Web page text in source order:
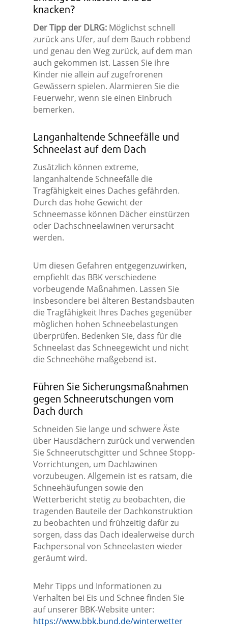
knacken?
Der Tipp der DLRG:Möglichst schnell
zurück ans Ufer, auf dem Bauch robbend
und genau den Weg zurück, auf dem man
auch gekommen ist. Lassen Sie ihre
Kinder nie allein auf zugefrorenen
Gewässern spielen. Alarmieren Sie die
Feuerwehr, wenn sie einen Einbruch
bemerken.
Langanhaltende Schneefälle und
Schneelast auf dem Dach
Zusätzlich können extreme,
langanhaltende Schneefälle die
Tragfähigkeit eines Daches gefährden.
Durch das hohe Gewicht der
Schneemasse können Dächer einstürzen
oder Dachschneelawinen verursacht
werden.
Um diesen Gefahren entgegenzuwirken,
empfiehlt das BBK verschiedene
vorbeugende Maßnahmen. Lassen Sie
insbesondere bei älteren Bestandsbauten
die Tragfähigkeit Ihres Daches gegenüber
möglichen hohen Schneebelastungen
überprüfen. Bedenken Sie, dass für die
Schneelast das Schneegewicht und nicht
die Schneehöhe maßgebend ist.
Führen Sie Sicherungsmaßnahmen
gegen Schneerutschungen vom
Dach durch
Schneiden Sie lange und schwere Äste
über Hausdächern zurück und verwenden
Sie Schneerutschgitter und Schnee Stopp-
Vorrichtungen, um Dachlawinen
vorzubeugen. Allgemein ist es ratsam, die
Schneehäufungen sowie den
Wetterbericht stetig zu beobachten, die
tragenden Bauteile der Dachkonstruktion
zu beobachten und frühzeitig dafür zu
sorgen, dass das Dach idealerweise durch
Fachpersonal von Schneelasten wieder
geräumt wird.
Mehr Tipps und Informationen zu
Verhalten bei Eis und Schnee finden Sie
auf unserer BBK-Website unter:
https://www.bbk.bund.de/winterwetter